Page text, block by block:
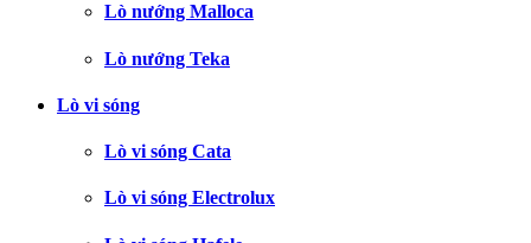
Lò nướng Malloca
Lò nướng Teka
Lò vi sóng
Lò vi sóng Cata
Lò vi sóng Electrolux